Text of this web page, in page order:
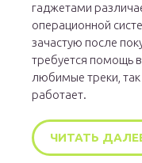
гаджетами
операционной
зачастую после
требуется помощь
любимые треки, так
работает.
ЧИТАТЬ